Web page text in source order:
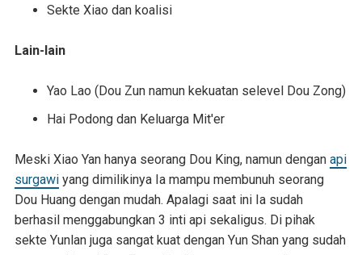
Sekte Xiao dan koalisi
Lain-lain
Yao Lao (Dou Zun namun kekuatan selevel Dou Zong)
Hai Podong dan Keluarga Mit'er
Meski Xiao Yan hanya seorang Dou King, namun dengan api
surgawiyang dimilikinya Ia mampu membunuh seorang
Dou Huang dengan mudah. Apalagi saat ini Ia sudah
berhasil menggabungkan 3 inti api sekaligus. Di pihak
sekte Yunlan juga sangat kuat dengan Yun Shan yang sudah